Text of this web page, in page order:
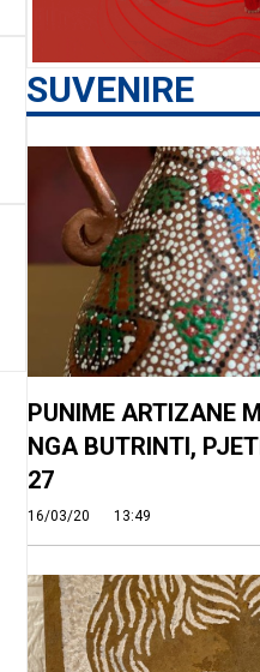
SUVENIRE
PUNIME ARTIZANE
NGA BUTRINTI,
27
16/03/20 13:49